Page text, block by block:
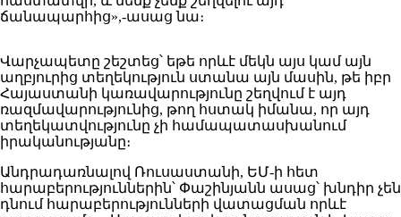
ճանապարհից»,-ասաց նա։
Վարչապետը շեշտեց՝ եթե որևէ մեկն այս կամ այն
աղբյուրից տեղեկություն ստանա այն մասին, թե իբր
Հայաստանի կառավարությունը շեղվում է այդ
ռազմավարությունից, թող հստակ իմանա, որ այդ
տեղեկատվությունը չի համապատասխանում
իրականությանը։
Անդրադառնալով Ռուսաստանի, ԵՄ-ի հետ
հարաբերություններին՝ Փաշինյանն ասաց՝ խնդիր չեն
դնում հարաբերությունների վատացման որևէ